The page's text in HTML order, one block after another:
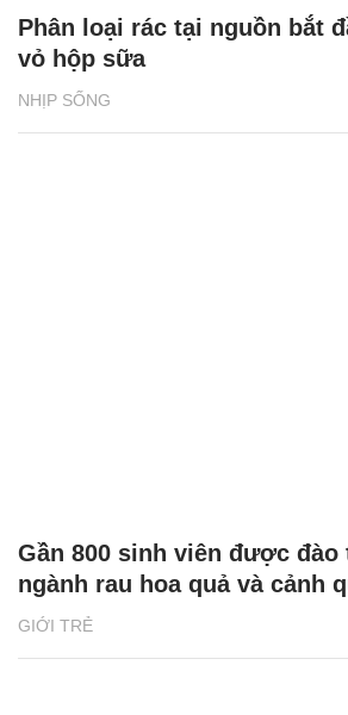
NHỊP SỐNG
Phân loại rác tại nguồn bắt
vỏ hộp sữa
GIỚI TRẺ
Gần 800 sinh viên được đào
ngành rau hoa quả và cảnh